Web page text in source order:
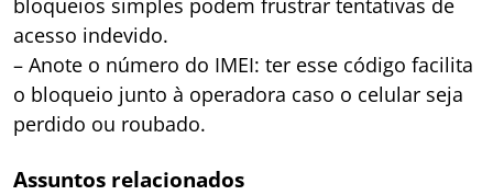
acesso indevido.
– Anote o número do IMEI: ter esse código facilita
o bloqueio junto à operadora caso o celular seja
perdido ou roubado.
Assuntos relacionados